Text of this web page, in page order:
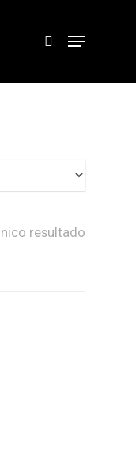
resultado